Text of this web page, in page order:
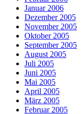
Januar 2006
Dezember 2005
November 2005
Oktober 2005
September 2005
August 2005
Juli 2005
Juni 2005
Mai 2005
April 2005
März 2005
Februar 2005